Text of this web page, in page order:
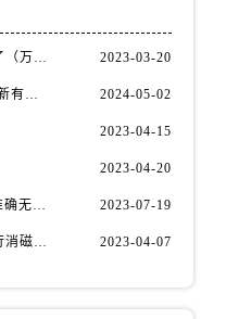
万国手表在深圳的维修地址在哪了（万国手表如何更换表带） 2023-03-20
万国手表表带翻新的作用(表带翻新有什么用) 2024-05-02
2023-04-15
2023-04-20
万国手表快1分钟(如何调整时间准确无误) 2023-07-19
万国手表怎么进行有效的方法进行消磁呢(机械手表消磁) 2023-04-07